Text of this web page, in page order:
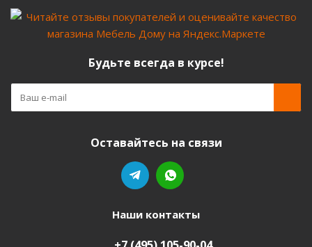
Будьте всегда в курсе!
Оставайтесь на связи
Наши контакты